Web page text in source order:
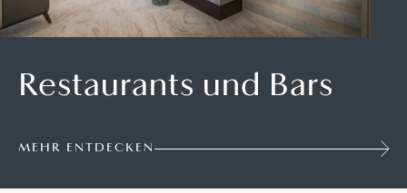
Restaurants und Bars
MEHR ENTDECKEN